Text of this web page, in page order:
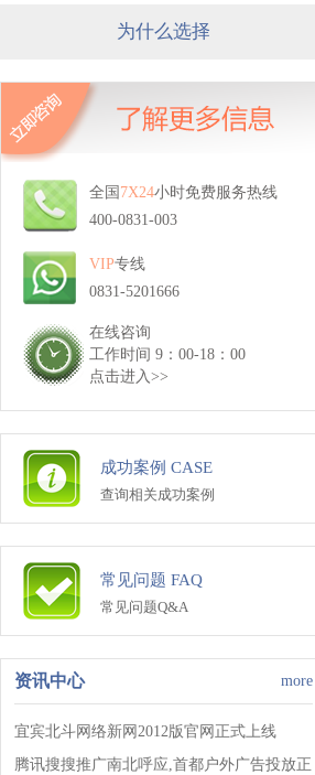
为什么选择
全国 7X24小时免费服务热线
400-0831-003
VIP专线
0831-5201666
在线咨询
工作时间 9：00-18：00
点击进入>>
成功案例 CASE
查询相关成功案例
常见问题 FAQ
常见问题Q&A
资讯中心 more
宜宾北斗网络新网2012版官网正式上线
腾讯搜搜推广南北呼应,首都户外广告投放正